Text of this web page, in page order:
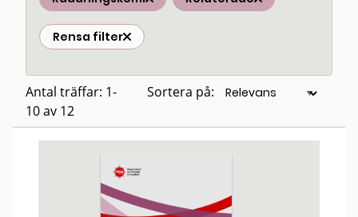
Rensa filter
Antal träffar: 1-
10 av 12
Sortera på: